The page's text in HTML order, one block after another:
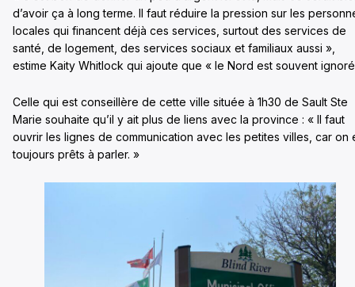
d’avoir ça à long terme. Il faut réduire la pression sur les
locales qui financent déjà ces services, surtout des services de
santé, de logement, des services sociaux et familiaux aussi »,
estime Kaity Whitlock qui ajoute que « le Nord est souvent
Celle qui est conseillère de cette ville située à 1h30 de Sault Ste
Marie souhaite qu’il y ait plus de liens avec la province : « Il faut
ouvrir les lignes de communication avec les petites villes, car on
toujours prêts à parler. »